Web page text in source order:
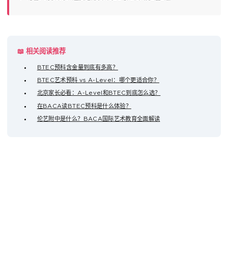
📖 相关阅读推荐
BTEC预科含金量到底有多高？
BTEC艺术预科 vs A-Level：哪个更适合你？
北京家长必看：A-Level和BTEC到底怎么选？
在BACA读BTEC预科是什么体验？
伦艺附中是什么？BACA国际艺术教育全面解读